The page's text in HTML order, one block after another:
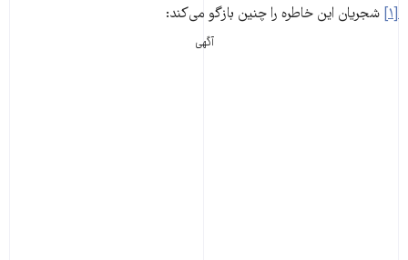
[۱]
شجریان این خاطره را چنین بازگو می‌کند:
آگهی